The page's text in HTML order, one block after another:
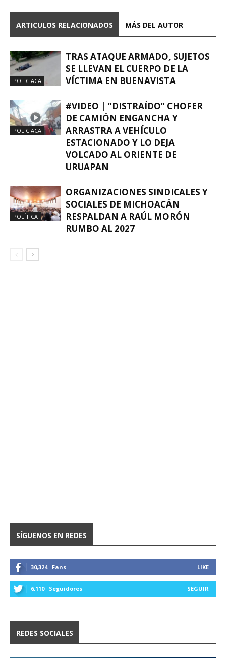
ARTICULOS RELACIONADOS MÁS DEL AUTOR
POLICIACA
TRAS ATAQUE ARMADO, SUJETOS
SE LLEVAN EL CUERPO DE LA
VÍCTIMA EN BUENAVISTA
POLICIACA
#VIDEO | “DISTRAÍDO” CHOFER
DE CAMIÓN ENGANCHA Y
ARRASTRA A VEHÍCULO
ESTACIONADO Y LO DEJA
VOLCADO AL ORIENTE DE
URUAPAN
POLÍTICA
ORGANIZACIONES SINDICALES Y
SOCIALES DE MICHOACÁN
RESPALDAN A RAÚL MORÓN
RUMBO AL 2027
SÍGUENOS EN REDES
30,324 Fans LIKE
6,110 Seguidores SEGUIR
REDES SOCIALES